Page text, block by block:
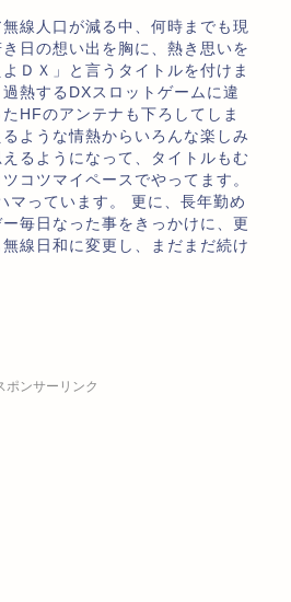
線人口が減る中、何時までも現
日の想い出を胸に、熱き思いを
ＤＸ」と言うタイトルを付けま
熱するDXスロットゲームに違
HFのアンテナも下ろしてしま
ような情熱からいろんな楽しみ
るようになって、タイトルもむ
コツマイペースでやってます。
マっています。 更に、長年勤め
毎日なった事をきっかけに、更
線日和に変更し、まだまだ続け
ポンサーリンク